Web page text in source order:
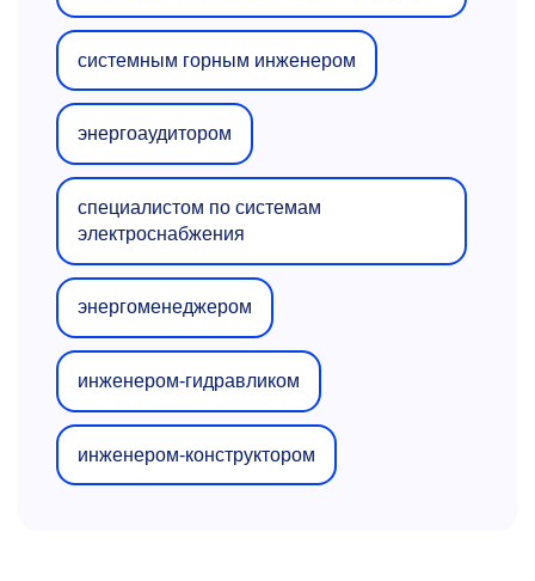
системным горным инженером
энергоаудитором
специалистом по системам
электроснабжения
энергоменеджером
инженером-гидравликом
инженером-конструктором